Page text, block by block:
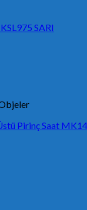
SARI
Pirinç Saat